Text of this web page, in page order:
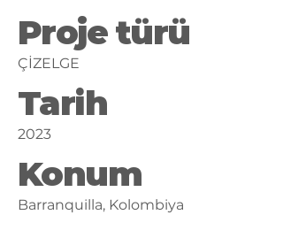
Proje türü
ÇİZELGE
Tarih
2023
Konum
Barranquilla, Kolombiya